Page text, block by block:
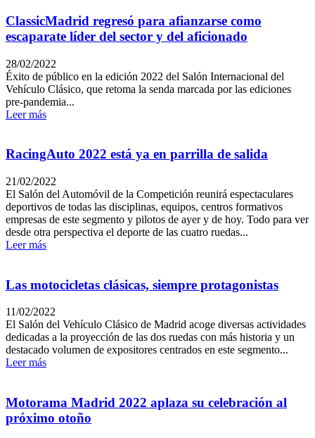
ClassicMadrid regresó para afianzarse como
escaparate líder del sector y del aficionado
28/02/2022
Éxito de público en la edición 2022 del Salón Internacional del
Vehículo Clásico, que retoma la senda marcada por las ediciones
pre-pandemia...
Leer más
RacingAuto 2022 está ya en parrilla de salida
21/02/2022
El Salón del Automóvil de la Competición reunirá espectaculares
deportivos de todas las disciplinas, equipos, centros formativos
empresas de este segmento y pilotos de ayer y de hoy. Todo para ver
desde otra perspectiva el deporte de las cuatro ruedas...
Leer más
Las motocicletas clásicas, siempre protagonistas
11/02/2022
El Salón del Vehículo Clásico de Madrid acoge diversas actividades
dedicadas a la proyección de las dos ruedas con más historia y un
destacado volumen de expositores centrados en este segmento...
Leer más
Motorama Madrid 2022 aplaza su celebración al
próximo otoño